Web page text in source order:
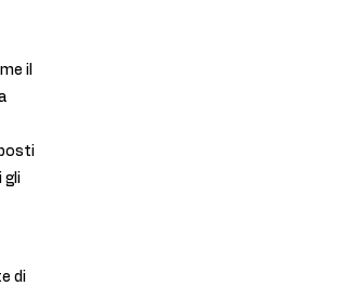
il
gli
di